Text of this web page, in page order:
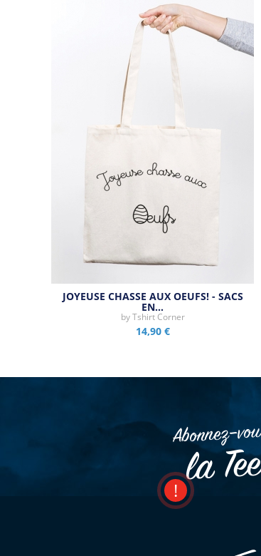
JOYEUSE CHASSE AUX OEUFS! - SACS
EN…
byTshirt Corner
14,90 €
la